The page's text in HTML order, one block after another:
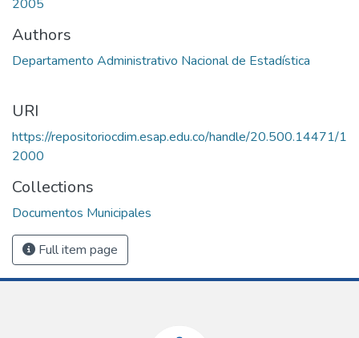
2005
Authors
Departamento Administrativo Nacional de Estadística
URI
https://repositoriocdim.esap.edu.co/handle/20.500.14471/1
2000
Collections
Documentos Municipales
Full item page